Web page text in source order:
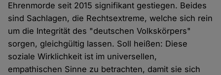
Ehrenmorde seit 2015 signifikant gestiegen. Beides
sind Sachlagen, die Rechtsextreme, welche sich rein
um die Integrität des "deutschen Volkskörpers"
sorgen, gleichgültig lassen. Soll heißen: Diese
soziale Wirklichkeit ist im universellen,
empathischen Sinne zu betrachten, damit sie sich